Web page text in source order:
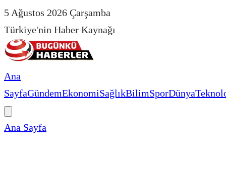
5 Ağustos 2026 Çarşamba
Türkiye'nin Haber Kaynağı
Ana
SayfaGündemEkonomiSağlıkBilimSporDünya
Ana Sayfa